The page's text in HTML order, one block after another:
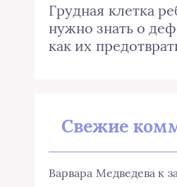
Грудная клетка
нужно знать о
как их
Свежие
Варвара Медведева к